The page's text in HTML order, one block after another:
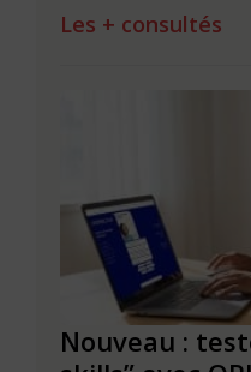
Les + consultés
Nouveau :